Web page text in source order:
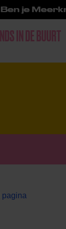
Ben je
IN DE BUURT
pagina